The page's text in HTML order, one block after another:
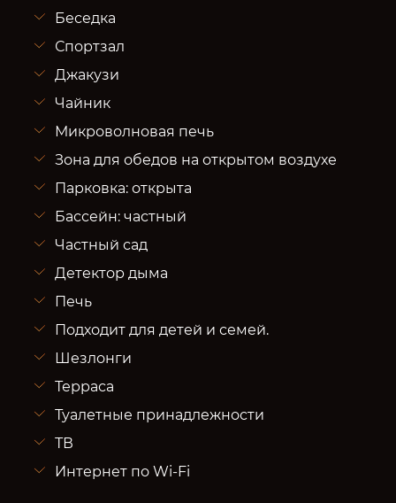
Беседка
Спортзал
Джакузи
Чайник
Микроволновая печь
Зона для обедов на открытом воздухе
Парковка: открыта
Бассейн: частный
Частный сад
Детектор дыма
Печь
Подходит для детей и семей.
Шезлонги
Терраса
Туалетные принадлежности
ТВ
Интернет по Wi-Fi